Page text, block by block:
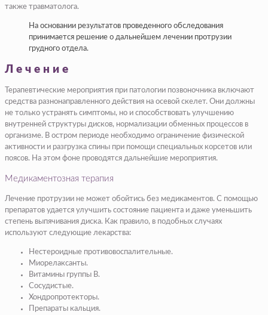
также травматолога.
На основании результатов проведенного обследования
принимается решение о дальнейшем лечении протрузии
грудного отдела.
Лечение
Терапевтические мероприятия при патологии позвоночника включают
средства разнонаправленного действия на осевой скелет. Они должны
не только устранять симптомы, но и способствовать улучшению
внутренней структуры дисков, нормализации обменных процессов в
организме. В остром периоде необходимо ограничение физической
активности и разгрузка спины при помощи специальных корсетов или
поясов. На этом фоне проводятся дальнейшие мероприятия.
Медикаментозная терапия
Лечение протрузии не может обойтись без медикаментов. С помощью
препаратов удается улучшить состояние пациента и даже уменьшить
степень выпячивания диска. Как правило, в подобных случаях
используют следующие лекарства:
Нестероидные противовоспалительные.
Миорелаксанты.
Витамины группы B.
Сосудистые.
Хондропротекторы.
Препараты кальция.